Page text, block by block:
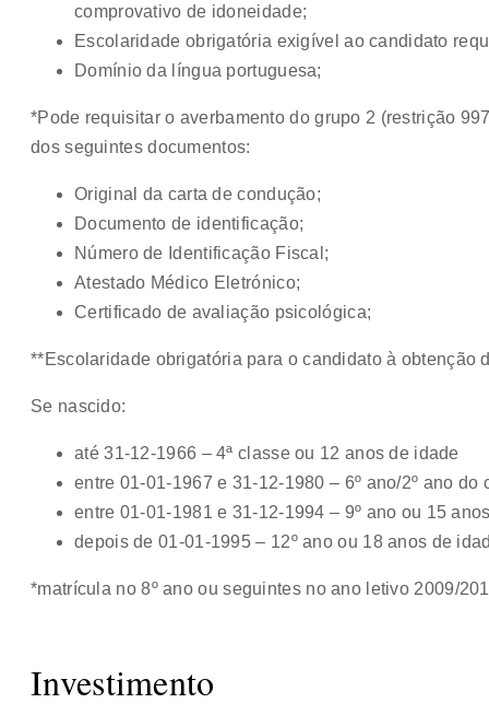
comprovativo de idoneidade;
Escolaridade obrigatória exigível ao candidato
Domínio da língua portuguesa;
*Pode requisitar o averbamento do grupo 2 (restrição
dos seguintes documentos:
Original da carta de condução;
Documento de identificação;
Número de Identificação Fiscal;
Atestado Médico Eletrónico;
Certificado de avaliação psicológica;
**Escolaridade obrigatória para o candidato à obtenção
Se nascido:
até 31-12-1966 – 4ª classe ou 12 anos de idade
entre 01-01-1967 e 31-12-1980 – 6º ano/2º ano
entre 01-01-1981 e 31-12-1994 – 9º ano ou 15
depois de 01-01-1995 – 12º ano ou 18 anos de
*matrícula no 8º ano ou seguintes no ano letivo 2009/
Investimento